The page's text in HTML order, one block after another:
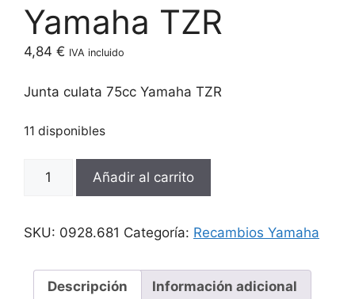
Yamaha TZR
4,84 € IVA incluido
Junta culata 75cc Yamaha TZR
11 disponibles
culata
Yamaha
cantidad
Añadir al carrito
SKU: 0928.681 Categoría: Recambios Yamaha
Descripción Información adicional